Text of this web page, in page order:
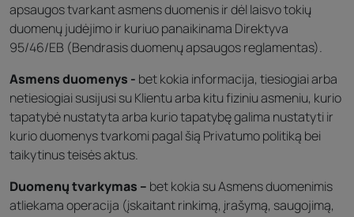
apsaugos tvarkant asmens duomenis ir dėl laisvo tokių
duomenų judėjimo ir kuriuo panaikinama Direktyva
95/46/EB (Bendrasis duomenų apsaugos reglamentas).
Asmens duomenys - bet kokia informacija, tiesiogiai arba
netiesiogiai susijusi su Klientu arba kitu fiziniu asmeniu, kurio
tapatybė nustatyta arba kurio tapatybę galima nustatyti ir
kurio duomenys tvarkomi pagal šią Privatumo politiką bei
taikytinus teisės aktus.
Duomenų tvarkymas – bet kokia su Asmens duomenimis
atliekama operacija (įskaitant rinkimą, įrašymą, saugojimą,